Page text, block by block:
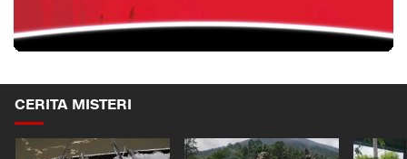
CERITA MISTERI